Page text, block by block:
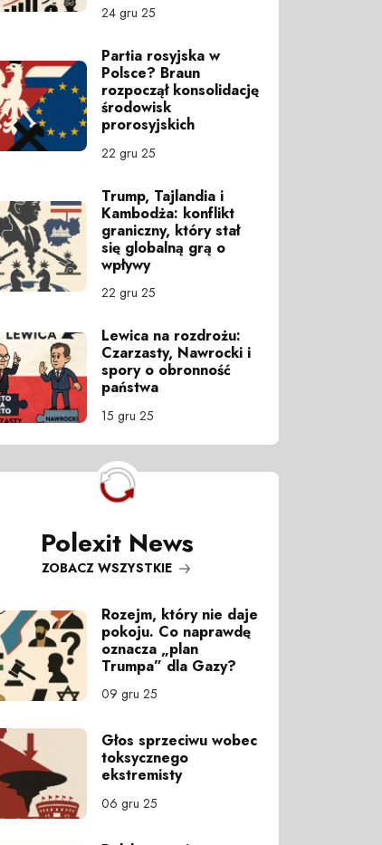
24 gru 25
Partia rosyjska w
Polsce? Braun
rozpoczął konsolidację
środowisk
prorosyjskich
22 gru 25
Trump, Tajlandia i
Kambodża: konflikt
graniczny, który stał
się globalną grą o
wpływy
22 gru 25
Lewica na rozdrożu:
Czarzasty, Nawrocki i
spory o obronność
państwa
15 gru 25
Polexit News
ZOBACZ WSZYSTKIE
Rozejm, który nie daje
pokoju. Co naprawdę
oznacza „plan
Trumpa” dla Gazy?
09 gru 25
Głos sprzeciwu wobec
toksycznego
ekstremisty
06 gru 25